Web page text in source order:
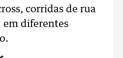
corridas de rua
em diferentes